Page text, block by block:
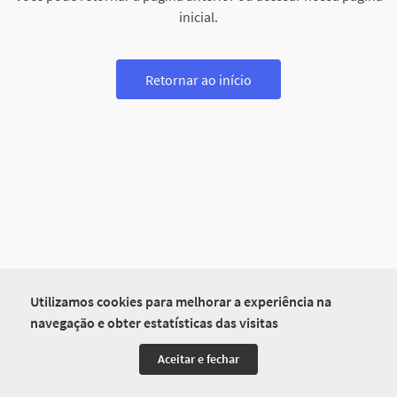
Utilizamos cookies para melhorar a experiência na
navegação e obter estatísticas das visitas
Aceitar e fechar
inicial.
Retornar ao início